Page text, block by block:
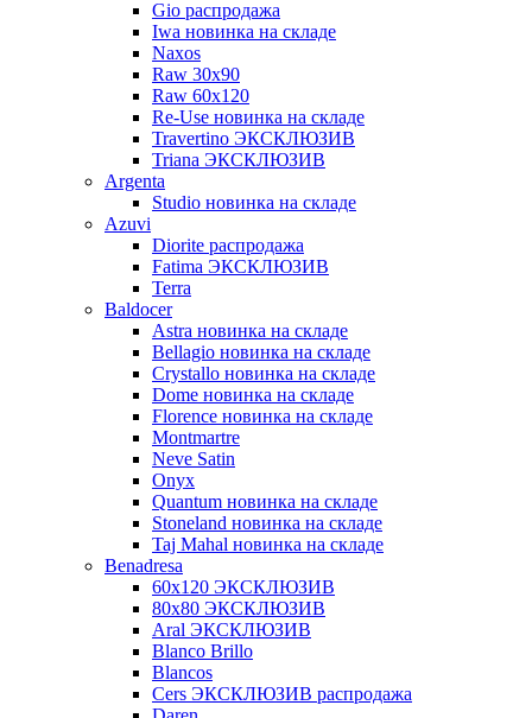
Gio распродажа
Iwa новинка на складе
Naxos
Raw 30x90
Raw 60х120
Re-Use новинка на складе
Travertino ЭКСКЛЮЗИВ
Triana ЭКСКЛЮЗИВ
Argenta
Studio новинка на складе
Azuvi
Diorite распродажа
Fatima ЭКСКЛЮЗИВ
Terra
Baldoсer
Astra новинка на складе
Bellagio новинка на складе
Crystallo новинка на складе
Dome новинка на складе
Florence новинка на складе
Montmartre
Neve Satin
Onyx
Quantum новинка на складе
Stoneland новинка на складе
Taj Mahal новинка на складе
Benadresa
60х120 ЭКСКЛЮЗИВ
80х80 ЭКСКЛЮЗИВ
Aral ЭКСКЛЮЗИВ
Blanco Brillo
Blancos
Cers ЭКСКЛЮЗИВ распродажа